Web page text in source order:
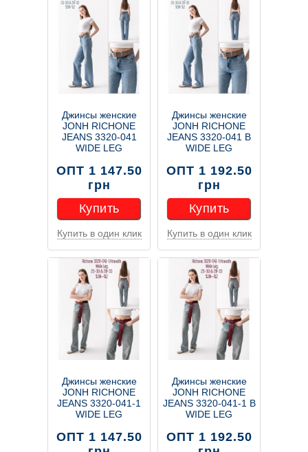
Джинсы женские
JONH RICHONE
JEANS 3320-041
WIDE LEG
ОПТ 1 147.50
грн
Купить
Купить
Купить в один клик
Джинсы женские
JONH RICHONE
JEANS 3320-041 В
WIDE LEG
ОПТ 1 192.50
грн
Купить
Купить
Купить в один клик
Джинсы женские
JONH RICHONE
JEANS 3320-041-1
WIDE LEG
ОПТ 1 147.50
Джинсы женские
JONH RICHONE
JEANS 3320-041-1 В
WIDE LEG
ОПТ 1 192.50